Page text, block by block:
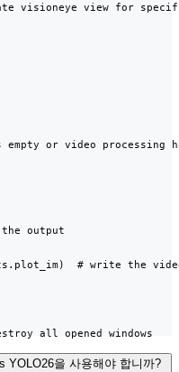
visioneye view for
empty or video processing
output
# write the
all opened windows
YOLO26을 사용해야 합니까?